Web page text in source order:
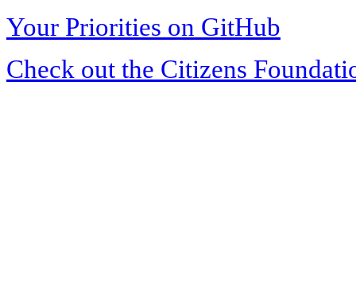
Your Priorities on GitHub
Check out the Citizens